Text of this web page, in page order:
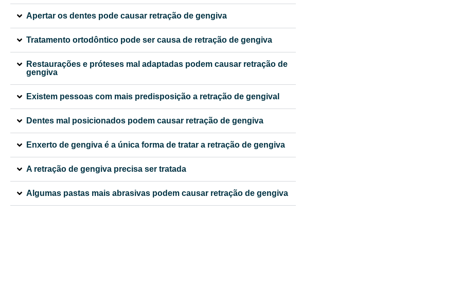
Apertar os dentes pode causar retração de gengiva
Tratamento ortodôntico pode ser causa de retração de gengiva
Restaurações e próteses mal adaptadas podem causar retração de
gengiva
Existem pessoas com mais predisposição a retração de gengival
Dentes mal posicionados podem causar retração de gengiva
Enxerto de gengiva é a única forma de tratar a retração de gengiva
A retração de gengiva precisa ser tratada
Algumas pastas mais abrasivas podem causar retração de gengiva